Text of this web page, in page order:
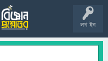
লগ ইন